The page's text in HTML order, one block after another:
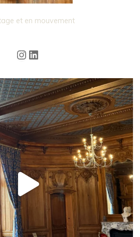
et en mouvement
Instagram
LinkedIn